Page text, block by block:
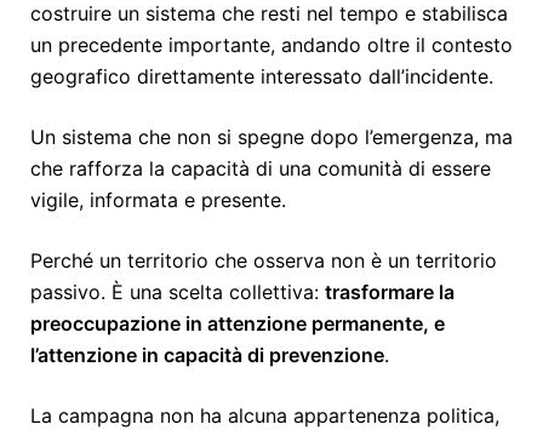
costruire un sistema che resti nel tempo e stabilisca
un precedente importante, andando oltre il contesto
geografico direttamente interessato dall’incidente.
Un sistema che non si spegne dopo l’emergenza, ma
che rafforza la capacità di una comunità di essere
vigile, informata e presente.
Perché un territorio che osserva non è un territorio
passivo. È una scelta collettiva: trasformare la
preoccupazione in attenzione permanente, e
l’attenzione in capacità di prevenzione.
La campagna non ha alcuna appartenenza politica,